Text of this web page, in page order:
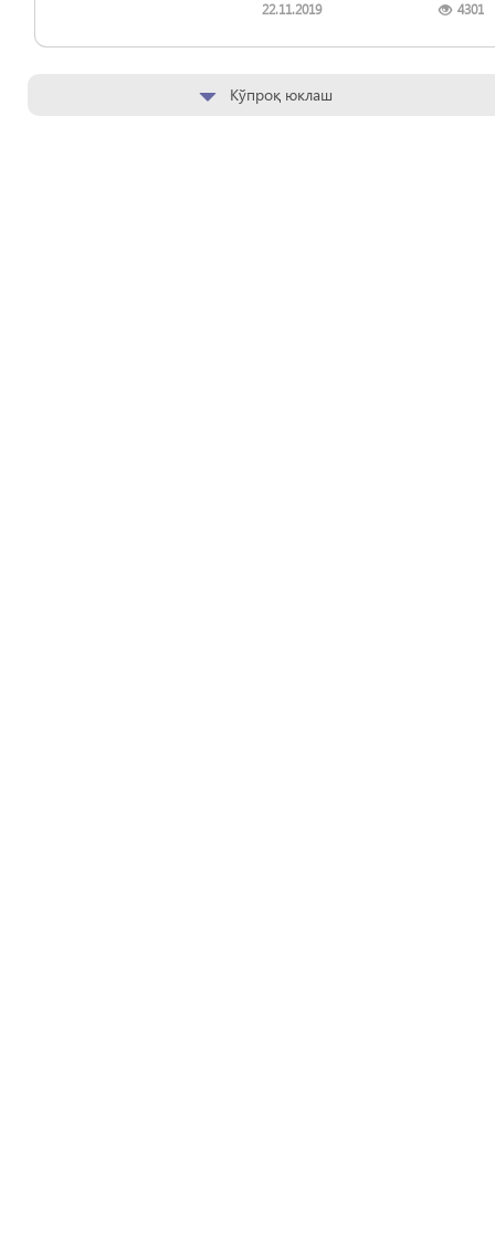
қандай саволга ўрин
билан бойитиб, пишитишдир.
22.11.2019 4301
Кўпроқ юклаш